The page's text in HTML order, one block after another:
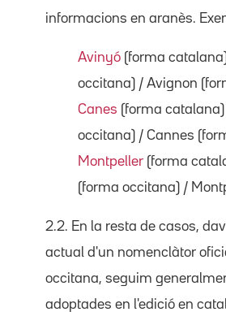
informacions en aranès.
Avinyó (forma
occitana) / Avignon
Canes (forma
occitana) / Cannes
Montpeller (forma
(forma occitana) /
2.2. En la resta de casos,
actual d'un nomenclàtor
occitana, seguim
adoptades en l'edició en